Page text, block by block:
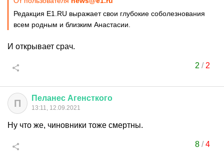
Редакция E1.RU выражает свои глубокие соболезнования
всем родным и близким Анастасии.
И открывает срач.
2 / 2
П Пеланес Агенсткого
13:11, 12.09.2021
Ну что же, чиновники тоже смертны.
8/4